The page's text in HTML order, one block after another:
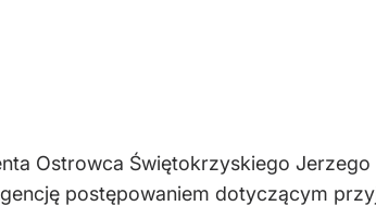
Ostrowca Świętokrzyskiego
postępowaniem dotyczącym